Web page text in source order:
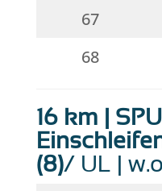
67
68
16 km |
(8)/ UL |